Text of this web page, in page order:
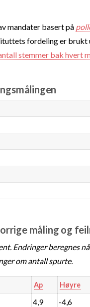
mandater basert på
fordeling er brukt
stemmer bak hvert
måling og
Endringer beregnes
om antall spurte.
Ap Høyre
4,9 -4,6